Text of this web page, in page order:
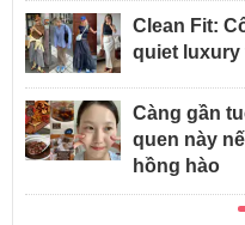
Clean Fit:
quiet
Càng gần
quen này
hồng hào